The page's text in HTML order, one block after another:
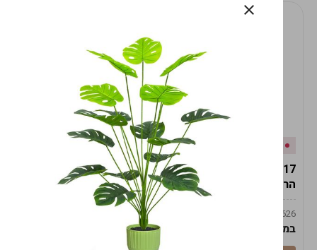
הרמס 19ס"מ -לבן נקי
9009492379626
במארז
במלאי
19617/6-אגרטל הרמס
19ס"מ -לבן מנוקד
9009492379626
במארז